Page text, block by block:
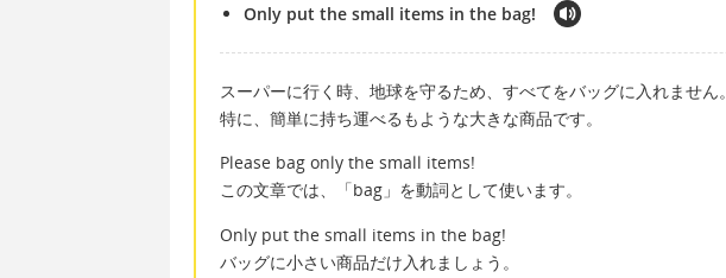
Only put the small items in the bag!
スーパーに行く時、地球を守るため、すべてをバッグに入れません。
特に、簡単に持ち運べるもような大きな商品です。
Please bag only the small items!
この文章では、「bag」を動詞として使います。
Only put the small items in the bag!
バッグに小さい商品だけ入れましょう。